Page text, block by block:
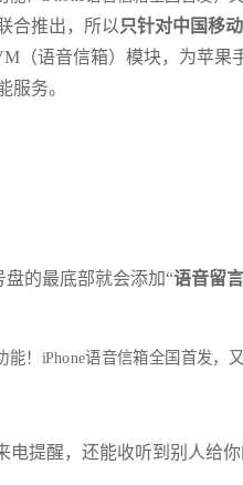
合推出，所以 只针对中国移
（语音信箱）模块，为苹果
服务。
盘的最底部就会添加“语音留言
电提醒，还能收听到别人给